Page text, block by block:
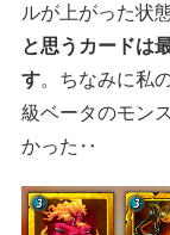
ルが上がった状
と思うカードは
す。ちなみに私
級ベータのモン
かった‥